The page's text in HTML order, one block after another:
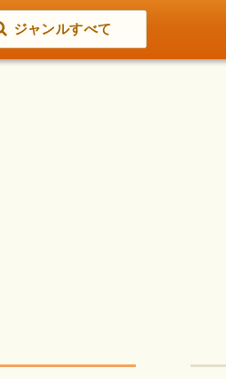
ジャンルすべて